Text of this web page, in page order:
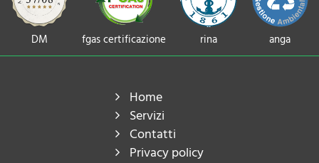
DM fgas certificazione rina anga
Home
Servizi
Contatti
Privacy policy